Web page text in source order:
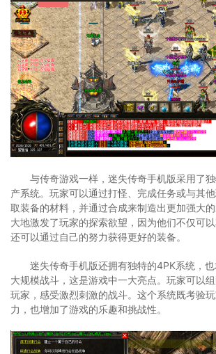
与传奇游戏一样，迷失传奇手机版采用了
产系统。玩家可以通过打怪、完成任务或与其
取装备的材料，并通过合成来制造出更加强大
大地激发了玩家的探索欲望，因为他们不仅可
还可以通过自己的努力获得更好的装备。
迷失传奇手机版还拥有独特的4PK系统，
大规模战斗，这是游戏中一大亮点。玩家可以
玩家，感受激烈刺激的战斗。这个系统既考验
力，也增加了游戏的乐趣和挑战性。